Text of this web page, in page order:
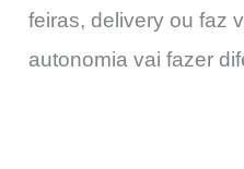
feiras, delivery ou faz
autonomia vai fazer